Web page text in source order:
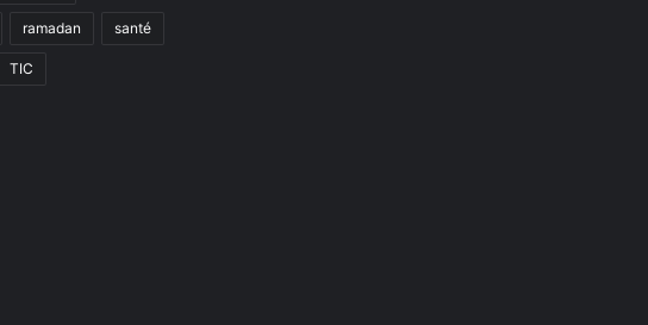
ramadan santé
TIC